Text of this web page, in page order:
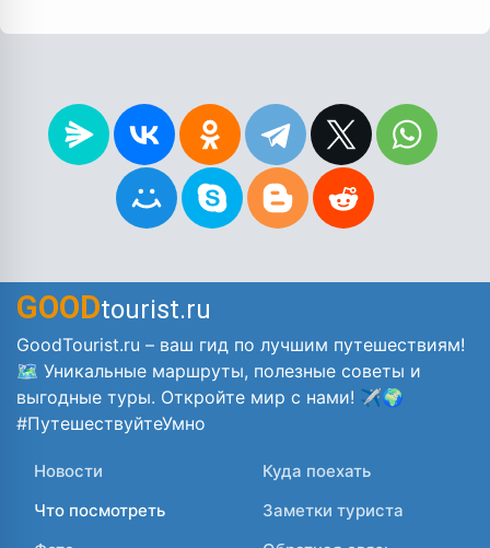
GOODtourist.ru
GoodTourist.ru – ваш гид по лучшим путешествиям!
🗺️ Уникальные маршруты, полезные советы и
выгодные туры. Откройте мир с нами! ✈️🌍
#ПутешествуйтеУмно
Новости
Куда поехать
Что посмотреть
Заметки туриста